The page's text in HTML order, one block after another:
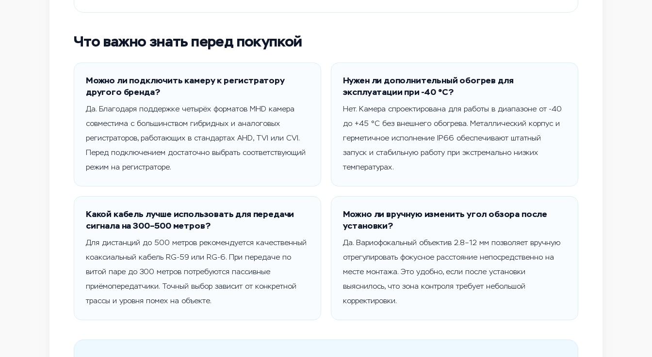
Что важно знать перед покупкой
Можно ли подключить камеру к регистратору
другого бренда?
Да. Благодаря поддержке четырёх форматов MHD камера
совместима с большинством гибридных и аналоговых
регистраторов, работающих в стандартах AHD, TVI или CVI.
Перед подключением достаточно выбрать соответствующий
режим на регистраторе.
Нужен ли дополнительный обогрев для
эксплуатации при -40 °C?
Нет. Камера спроектирована для работы в диапазоне от -40
до +45 °C без внешнего обогрева. Металлический корпус и
герметичное исполнение IP66 обеспечивают штатный
запуск и стабильную работу при экстремально низких
температурах.
Какой кабель лучше использовать для передачи
сигнала на 300–500 метров?
Для дистанций до 500 метров рекомендуется качественный
коаксиальный кабель RG-59 или RG-6. При передаче по
витой паре до 300 метров потребуются пассивные
приёмопередатчики. Точный выбор зависит от конкретной
трассы и уровня помех на объекте.
Можно ли вручную изменить угол обзора после
установки?
Да. Вариофокальный объектив 2.8–12 мм позволяет вручную
отрегулировать фокусное расстояние непосредственно на
месте монтажа. Это удобно, если после установки
выяснилось, что зона контроля требует небольшой
корректировки.